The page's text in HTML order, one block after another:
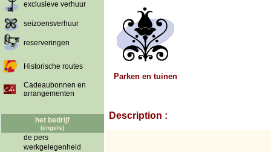
exclusieve verhuur
seizoensverhuur
reserveringen
Historische routes
Cadeaubonnen en
arrangementen
het bedrijf
(engels)
de pers
werkgelegenheid
Parken en tuinen
Description :